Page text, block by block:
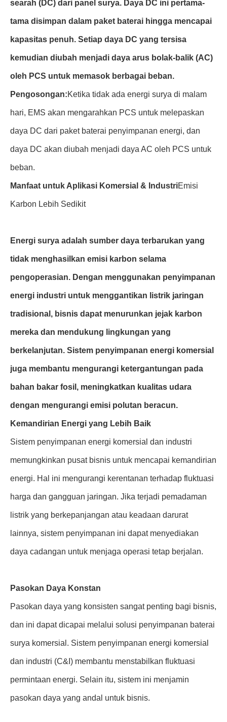
searah (DC) dari panel surya. Daya DC ini pertama-
tama disimpan dalam paket baterai hingga mencapai
kapasitas penuh. Setiap daya DC yang tersisa
kemudian diubah menjadi daya arus bolak-balik (AC)
oleh PCS untuk memasok berbagai beban.
Pengosongan:Ketika tidak ada energi surya di malam
hari, EMS akan mengarahkan PCS untuk melepaskan
daya DC dari paket baterai penyimpanan energi, dan
daya DC akan diubah menjadi daya AC oleh PCS untuk
beban.
Manfaat untuk Aplikasi Komersial & IndustriEmisi
Karbon Lebih Sedikit
Energi surya adalah sumber daya terbarukan yang
tidak menghasilkan emisi karbon selama
pengoperasian. Dengan menggunakan penyimpanan
energi industri untuk menggantikan listrik jaringan
tradisional, bisnis dapat menurunkan jejak karbon
mereka dan mendukung lingkungan yang
berkelanjutan. Sistem penyimpanan energi komersial
juga membantu mengurangi ketergantungan pada
bahan bakar fosil, meningkatkan kualitas udara
dengan mengurangi emisi polutan beracun.
Kemandirian Energi yang Lebih Baik
Sistem penyimpanan energi komersial dan industri
memungkinkan pusat bisnis untuk mencapai kemandirian
energi. Hal ini mengurangi kerentanan terhadap fluktuasi
harga dan gangguan jaringan. Jika terjadi pemadaman
listrik yang berkepanjangan atau keadaan darurat
lainnya, sistem penyimpanan ini dapat menyediakan
daya cadangan untuk menjaga operasi tetap berjalan.
Pasokan Daya Konstan
Pasokan daya yang konsisten sangat penting bagi bisnis,
dan ini dapat dicapai melalui solusi penyimpanan baterai
surya komersial. Sistem penyimpanan energi komersial
dan industri (C&I) membantu menstabilkan fluktuasi
permintaan energi. Selain itu, sistem ini menjamin
pasokan daya yang andal untuk bisnis.